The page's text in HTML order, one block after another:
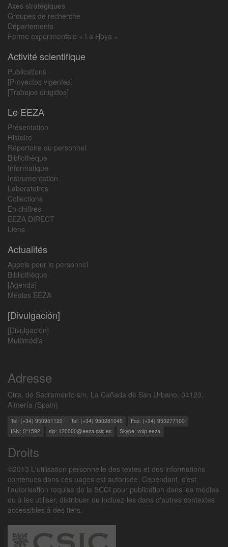
Axes stratégiques
Groupes de recherche
Départements
Ferme expérimentale « La Hoya »
Activité scientifique
Publications
[Proyectos vigentes]
[Trabajos dirigidos]
Le EEZA
Présentation
Histoire
Répertoire du personnel
Bibliothèque
Informatique
Instrumentation
Laboratoires
Collections
En chiffres
EEZA DIRECT
Liens
Actualités
Appels pour le personnel
Bibliothèque
[Agenda]
Médias EEZA
[Divulgación]
[Divulgación]
Multimédia
Adresse
Ctra. de Sacramento s/n, La Cañada de San Urbano, 04120,
Almería (Spain)
Tel: (+34) 950951120 Tel: (+34) 950281045
Fax: (+34) 950277100
ISN: 0*1592
sip: 120000@eeza.csic.es Skype: voip.eeza
Droits
©2013 L'utilisation personnelle des textes et des informations
contenues dans ces pages est autorisée. Cependant, c'est
l'autorisation requise de la SCCI pour publication dans les médias
ou à les utiliser, distribuer ou incluez-les dans d'autres contextes
accessibles à des tiers.